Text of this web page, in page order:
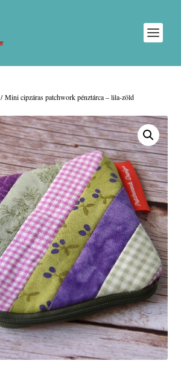
/ Mini cipzáras patchwork pénztárca – lila-zöld